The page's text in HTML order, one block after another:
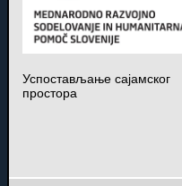
Успостављање сајамског
простора